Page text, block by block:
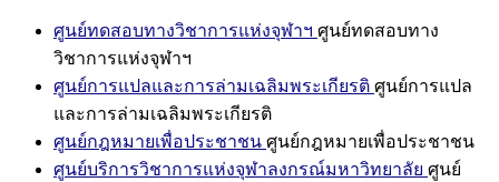
ศูนย์ทดสอบทางวิชาการแห่งจุฬาฯ ศูนย์ทดสอบทาง
วิชาการแห่งจุฬาฯ
ศูนย์การแปลและการล่ามเฉลิมพระเกียรติ ศูนย์การแปล
และการล่ามเฉลิมพระเกียรติ
ศูนย์กฎหมายเพื่อประชาชน ศูนย์กฎหมายเพื่อประชาชน
ศูนย์บริการวิชาการแห่งจุฬาลงกรณ์มหาวิทยาลัย ศูนย์